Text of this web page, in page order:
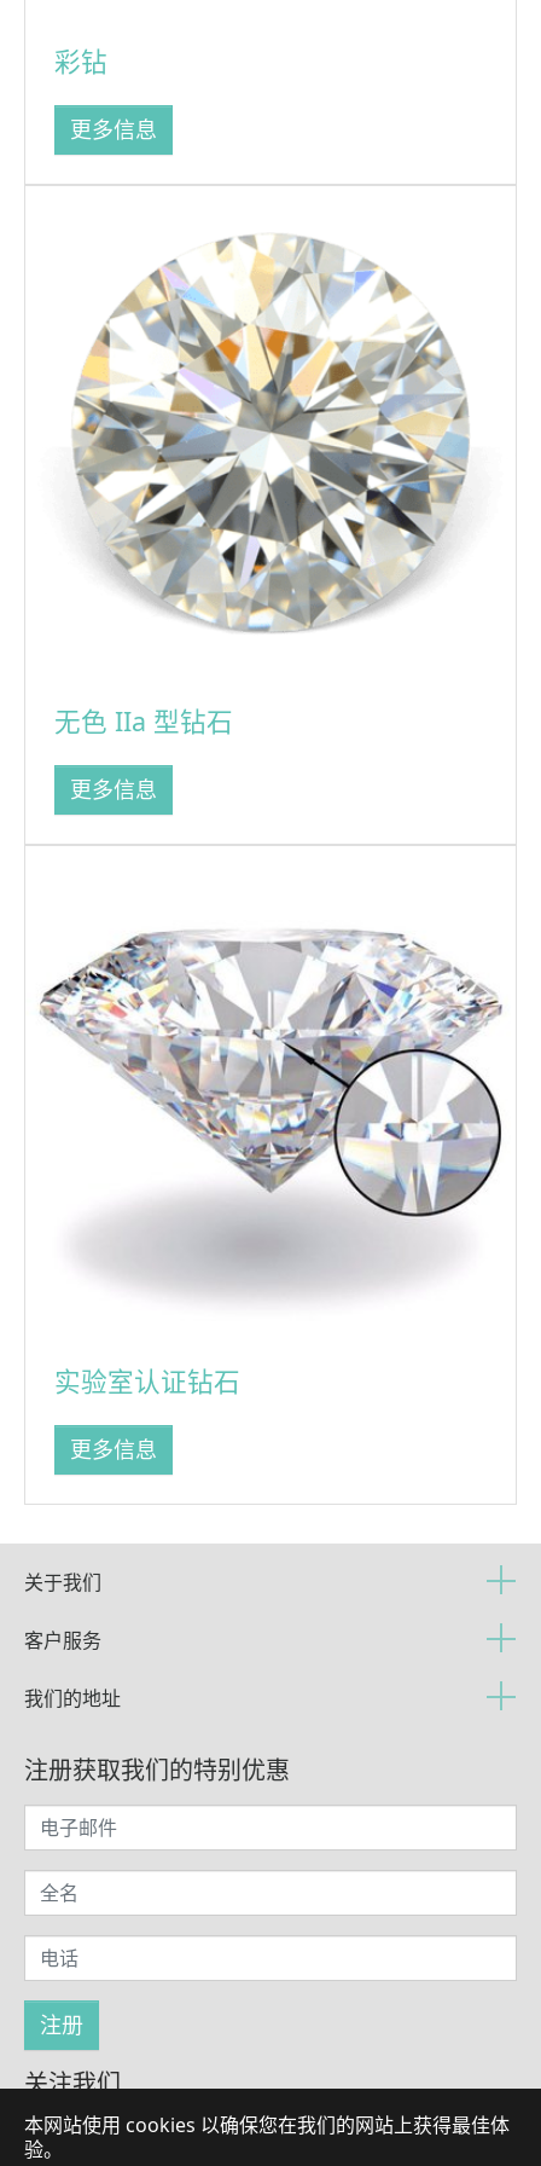
本网站使用 cookies 以确保您在我们的网站上获得最佳体
验。
彩钻
更多信息
无色 IIa 型钻石
更多信息
实验室认证钻石
更多信息
关于我们
客户服务
我们的地址
注册获取我们的特别优惠
关注我们